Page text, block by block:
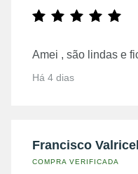
Amei , são lindas e
Há 4 dias
Francisco
COMPRA VERIFICADA